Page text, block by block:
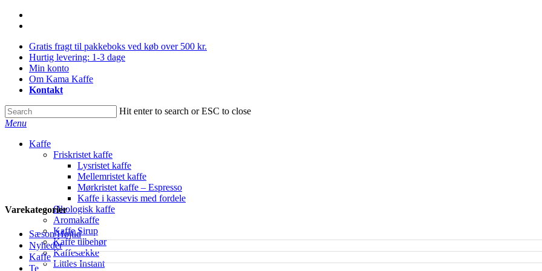
Skip
contentGratis fragt til pakkeboks ved køb over 500 kr.
Hurtig levering: 1-3 dage
Min konto
Om Kama Kaffe
Kontakt
Hit enter to search or ESC to close
Close
Menu
Kaffe
Friskristet kaffe
Lysristet kaffe
Mellemristet kaffe
Mørkristet kaffe – Espresso
Kaffe i kassevis med fordele
Økologisk kaffe
Aromakaffe
Kaffe Sirup
Kaffe tilbehør
Kaffesække
Littles Instant
Varekategorier
Sæson/Højtid
Nyheder
Kaffe
Te